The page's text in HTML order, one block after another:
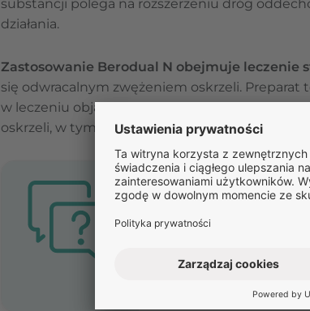
substancji polega na rozszerzeniu dróg
działania.
Zastosowanie Berodual N obejmuje leczenie
się odwracalnym zwężeniem oskrzeli.
w leczeniu objawów przewlekłych schorzeń
oskrzeli, w tym przewlekłego zapalenia oskrzeli.
ZAPYTAJ O LEK
Odpowiedź na pytanie nie
ZAPYTAJ O LEK